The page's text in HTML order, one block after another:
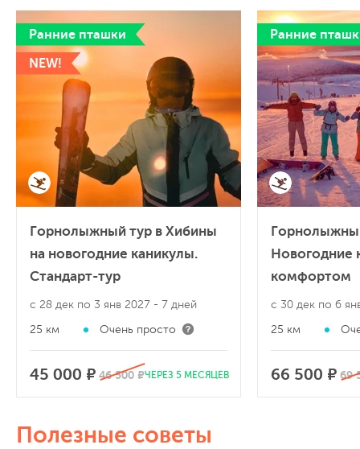
Ранние пташки
NEW!
Горнолыжный тур в Хибины
на новогодние каникулы.
Стандарт-тур
с 28 дек по 3 янв 2027 - 7 дней
25 км Очень просто
45 000 ₽ 46 500 ₽ЧЕРЕЗ 5 МЕСЯЦЕВ
Ранние
Новогодние
комфортом
с 30 дек по 6
25 км
66 500 ₽ 69
Полезные советы